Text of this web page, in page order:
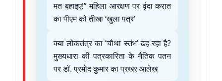
मत बहाइए!” महिला आरक्षण पर वृंदा करात
का पीएम को तीखा ‘खुला पत्र’
क्या लोकतंत्र का ‘चौथा स्तंभ’ ढह रहा है?
मुख्यधारा की पत्रकारिता के नैतिक पतन
पर डॉ. प्रमोद कुमार का प्रखर आलेख